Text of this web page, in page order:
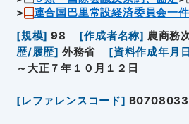
連合国巴里常設経済委員会一
[規模] 98 [作成者名称] 農商務
歴/履歴] 外務省 [資料作成年月
～大正７年１０月１２日
[レファレンスコード]